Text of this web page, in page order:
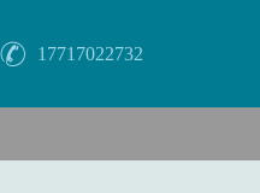
17717022732